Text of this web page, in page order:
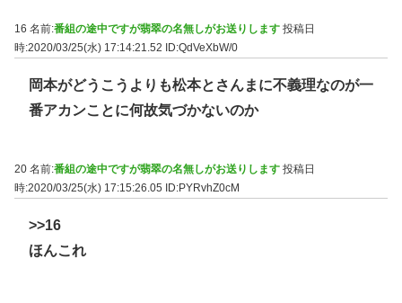
16 名前:番組の途中ですが翡翠の名無しがお送りします 投稿日
時:2020/03/25(水) 17:14:21.52 ID:QdVeXbW/0
岡本がどうこうよりも松本とさんまに不義理なのが一
番アカンことに何故気づかないのか
20 名前:番組の途中ですが翡翠の名無しがお送りします 投稿日
時:2020/03/25(水) 17:15:26.05
ID:PYRvhZ0cM
>>16
ほんこれ